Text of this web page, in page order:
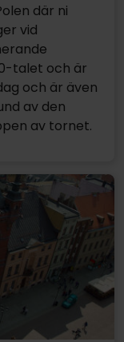
där ni
vid
talet och är
och är även
av den
av tornet.